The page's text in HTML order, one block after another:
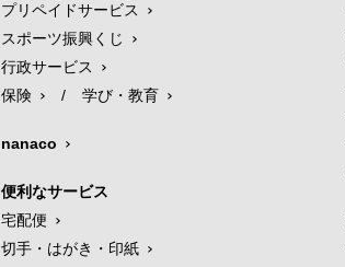
プリペイドサービス
スポーツ振興くじ
行政サービス
保険
/ 学び・教育
nanaco
便利なサービス
宅配便
切手・はがき・印紙